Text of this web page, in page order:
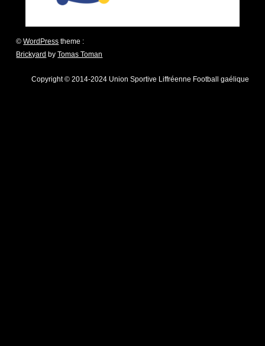
©WordPress theme :
Brickyard byTomas Toman
Copyright © 2014-2024 Union Sportive Liffréenne Football gaélique